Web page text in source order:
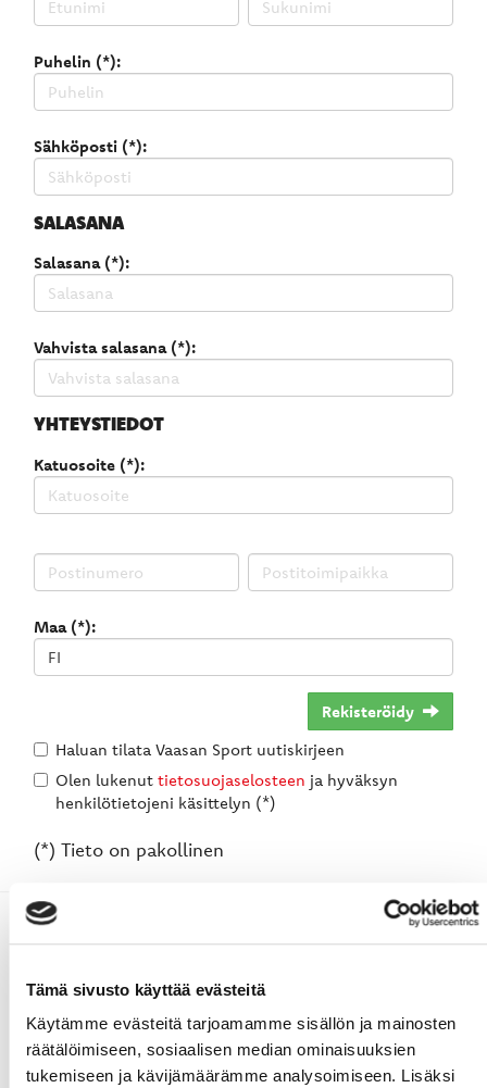
Tämä sivusto käyttää evästeitä
Käytämme evästeitä tarjoamamme sisällön ja mainosten
räätälöimiseen, sosiaalisen median ominaisuuksien
tukemiseen ja kävijämäärämme analysoimiseen. Lisäksi
Puhelin (*):
Sähköposti (*):
SALASANA
Salasana (*):
Vahvista salasana (*):
YHTEYSTIEDOT
Katuosoite (*):
Maa (*):
Rekisteröidy
Haluan tilata Vaasan Sport uutiskirjeen
Olen lukenut tietosuojaselosteen ja hyväksyn
henkilötietojeni käsittelyn (*)
(*) Tieto on pakollinen